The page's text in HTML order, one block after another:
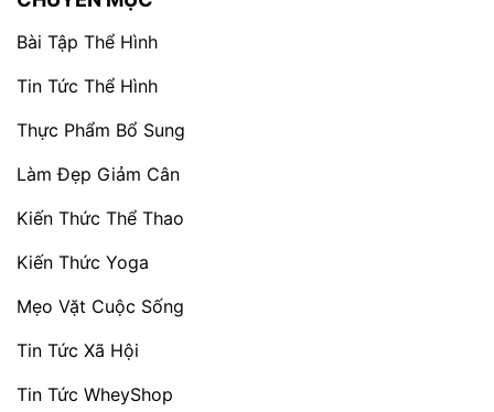
Bài Tập Thể Hình
Tin Tức Thể Hình
Thực Phẩm Bổ Sung
Làm Đẹp Giảm Cân
Kiến Thức Thể Thao
Kiến Thức Yoga
Mẹo Vặt Cuộc Sống
Tin Tức Xã Hội
Tin Tức WheyShop